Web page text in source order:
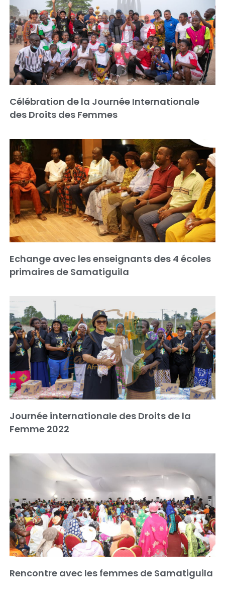
Célébration de la Journée Internationale
des Droits des Femmes
Echange avec les enseignants des 4 écoles
primaires de Samatiguila
Journée internationale des Droits de la
Femme 2022
Rencontre avec les femmes de Samatiguila